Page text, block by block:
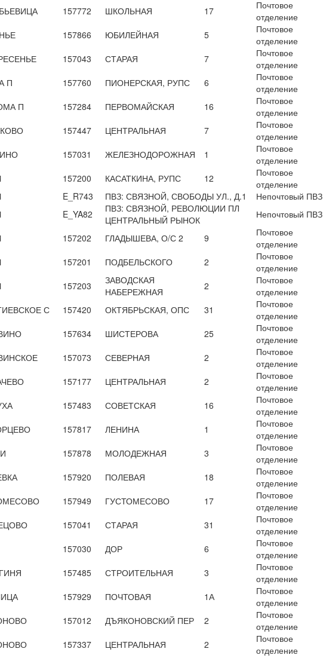
157772 ШКОЛЬНАЯ 17
Почтовое
отделение
157866 ЮБИЛЕЙНАЯ 5
Почтовое
отделение
157043 СТАРАЯ 7
Почтовое
отделение
П 157760 ПИОНЕРСКАЯ, РУПС 6
Почтовое
отделение
П 157284 ПЕРВОМАЙСКАЯ 16
Почтовое
отделение
157447 ЦЕНТРАЛЬНАЯ 7
Почтовое
отделение
157031 ЖЕЛЕЗНОДОРОЖНАЯ 1
Почтовое
отделение
157200 КАСАТКИНА, РУПС 12
Почтовое
отделение
E_R743 ПВЗ: СВЯЗНОЙ, СВОБОДЫ УЛ., Д.1
Непочтовый ПВЗ
E_YA82
ПВЗ: СВЯЗНОЙ, РЕВОЛЮЦИИ ПЛ
ЦЕНТРАЛЬНЫЙ РЫНОК
Непочтовый ПВЗ
157202 ГЛАДЫШЕВА, О/С 2 9
Почтовое
отделение
157201 ПОДБЕЛЬСКОГО 2
Почтовое
отделение
157203
ЗАВОДСКАЯ
НАБЕРЕЖНАЯ
2
Почтовое
отделение
С 157420 ОКТЯБРЬСКАЯ, ОПС 31
Почтовое
отделение
157634 ШИСТЕРОВА 25
Почтовое
отделение
157073 СЕВЕРНАЯ 2
Почтовое
отделение
157177 ЦЕНТРАЛЬНАЯ 2
Почтовое
отделение
157483 СОВЕТСКАЯ 16
Почтовое
отделение
157817 ЛЕНИНА 1
Почтовое
отделение
157878 МОЛОДЕЖНАЯ 3
Почтовое
отделение
157920 ПОЛЕВАЯ 18
Почтовое
отделение
157949 ГУСТОМЕСОВО 17
Почтовое
отделение
157041 СТАРАЯ 31
Почтовое
отделение
157030 ДОР 6
Почтовое
отделение
157485 СТРОИТЕЛЬНАЯ 3
Почтовое
отделение
157929 ПОЧТОВАЯ 1А
Почтовое
отделение
157012 ДЪЯКОНОВСКИЙ ПЕР 2
Почтовое
отделение
157337 ЦЕНТРАЛЬНАЯ 2
Почтовое
отделение